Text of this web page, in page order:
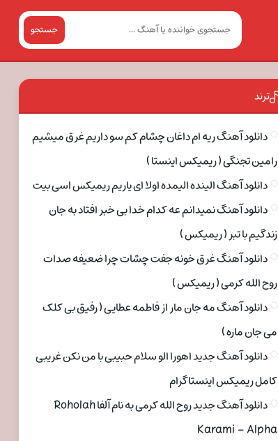
جستجو
ترند
دانلود آهنگ ریه ام داغان چشام کم سو داریم غرق میشیم
رامین تجنگی ( ریمیکس اینستا )
دانلود آهنگ الینده الیمده اولا ای یاریم ریمیکس اسی بیت
دانلود آهنگ نمیدانم عه کدام خدا بی خبر افتاد به جان
زندگیم با تبر ( ریمیکس )
دانلود آهنگ غرق خونه جفت چشات چرا ضعیفه صدات
روح الله کرمی ( ریمیکس )
دانلود آهنگ مه جان مار از فاطمه عطایی ( رفیق بی کلک
می جان ماره )
دانلود آهنگ جدید اهورا الو سلام حبیبی با من نکن غریبی
کامل ریمیکس اینستاگرام
دانلود آهنگ جدید روح الله کرمی به نام آلفا Roholah
Karami – Alpha